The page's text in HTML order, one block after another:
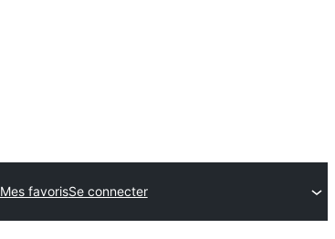
Mes favorisSe connecter